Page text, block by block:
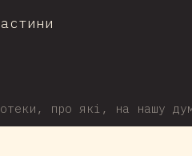
про які, на нашу